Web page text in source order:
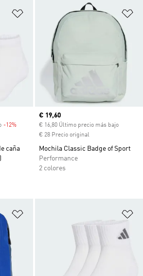
Añadir a la lista de deseos
-12% Descuento
caña
Precio actual
€ 19,60
€ 16,80 Último precio más bajo
€ 28 Precio original
Mochila Classic Badge of Sport
Performance
2 colores